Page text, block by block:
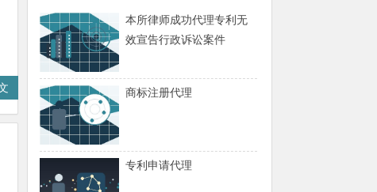
本所律师成功代理专利无
效宣告行政诉讼案件
商标注册代理
专利申请代理